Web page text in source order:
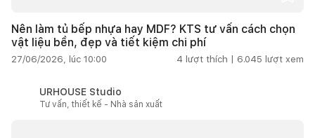
Nên làm tủ bếp nhựa hay MDF? KTS tư vấn cách chọn
vật liệu bền, đẹp và tiết kiệm chi phí
27/06/2026, lúc 10:00 4 lượt thích | 6.045 lượt xem
URHOUSE Studio
Tư vấn, thiết kế - Nhà sản xuất